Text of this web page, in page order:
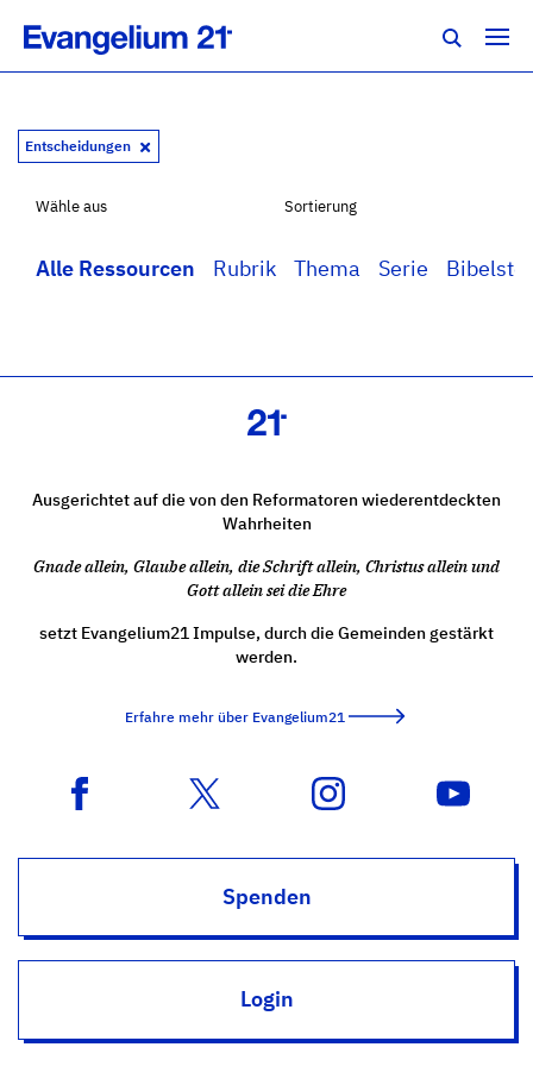
Entscheidungen
Wähle aus
Alle Ressourcen Rubrik Thema Serie
Sortierung
Ausgerichtet auf die von den Reformatoren wiederentdeckten
Wahrheiten
Gnade allein, Glaube allein, die Schrift allein, Christus allein und
Gott allein sei die Ehre
setzt Evangelium21 Impulse, durch die Gemeinden gestärkt
werden.
Erfahre mehr über Evangelium21
Spenden
Login